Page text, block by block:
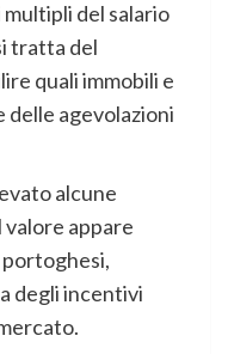
multipli del salario
tratta del
quali immobili e
agevolazioni
alcune
appare
degli incentivi